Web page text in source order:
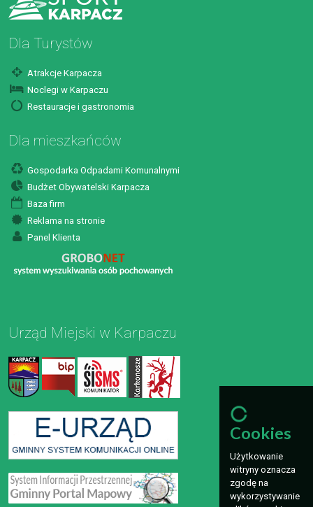
Dla Turystów
Atrakcje Karpacza
Noclegi w Karpaczu
Restauracje i gastronomia
Dla mieszkańców
Gospodarka Odpadami Komunalnymi
Budżet Obywatelski Karpacza
Baza firm
Reklama na stronie
Panel Klienta
Urząd Miejski w Karpaczu
Cookies
Użytkowanie
witryny oznacza
zgodę na
wykorzystywanie